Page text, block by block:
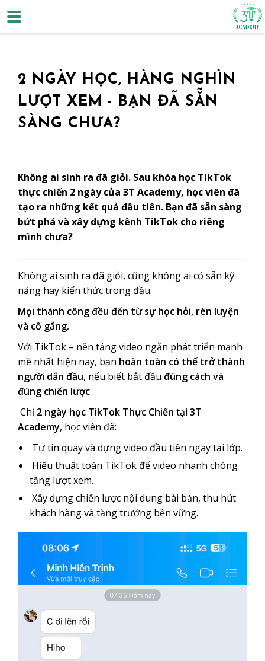
2 NGÀY HỌC, HÀNG NGHÌN
LƯỢT XEM - BẠN ĐÃ SẴN
SÀNG CHƯA?
Không ai sinh ra đã giỏi. Sau khóa học TikTok
thực chiến 2 ngày của 3T Academy, học viên đã
tạo ra những kết quả đầu tiên. Bạn đã sẵn sàng
bứt phá và xây dựng kênh TikTok cho riêng
mình chưa?
Không ai sinh ra đã giỏi, cũng không ai có sẵn kỹ
năng hay kiến thức trong đầu.
Mọi thành công đều đến từ sự học hỏi, rèn luyện
và cố gắng.
Với TikTok – nền tảng video ngắn phát triển mạnh
mẽ nhất hiện nay, bạn hoàn toàn có thể trở thành
người dẫn đầu, nếu biết bắt đầu đúng cách và
đúng chiến lược.
Chỉ 2 ngày học TikTok Thực Chiến tại 3T
Academy, học viên đã:
Tự tin quay và dựng video đầu tiên ngay tại lớp.
Hiểu thuật toán TikTok để video nhanh chóng
tăng lượt xem.
Xây dựng chiến lược nội dung bài bản, thu hút
khách hàng và tăng trưởng bền vững.